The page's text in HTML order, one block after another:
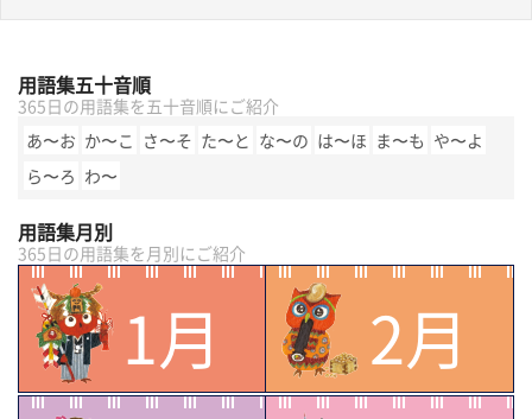
用語集五十音順
365日の用語集を五十音順にご紹介
あ〜お か〜こ さ〜そ た〜と な〜の は〜ほ ま〜も や〜よ
ら〜ろ わ〜
用語集月別
365日の用語集を月別にご紹介
1月
2月